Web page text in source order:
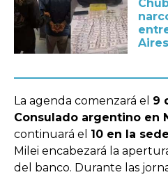
La agenda comenzará el 9
Consulado argentino en
continuará el 10 en la
Milei encabezará la
del banco. Durante las